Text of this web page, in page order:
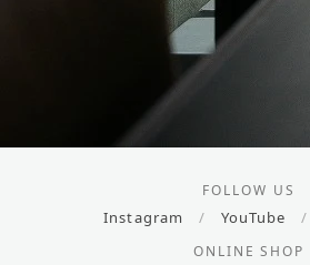
FOLLOW US
Instagram / YouTube /
ONLINE SHOP